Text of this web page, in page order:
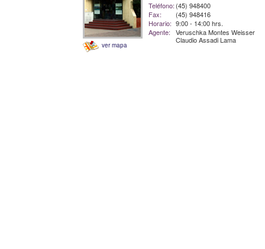
ver mapa
Teléfono: (45) 948400
Fax:
(45) 948416
Horario: 9:00 - 14:00 hrs.
Agente:
Veruschka Montes Weisser
Claudio Assadi Lama